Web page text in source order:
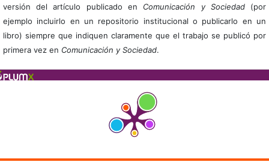
versión del artículo publicado en Comunicación y Sociedad(por
ejemplo incluirlo en un repositorio institucional o publicarlo en un
libro) siempre que indiquen claramente que el trabajo se publicó por
primera vez en Comunicación y Sociedad.